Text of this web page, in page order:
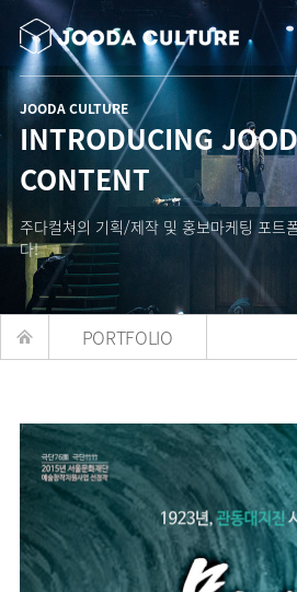
JOODA CULTURE
INTRODUCING
CONTENT
주다컬쳐의 기획/제작 및 홍보마케팅 포트
다!
PORTFOLIO